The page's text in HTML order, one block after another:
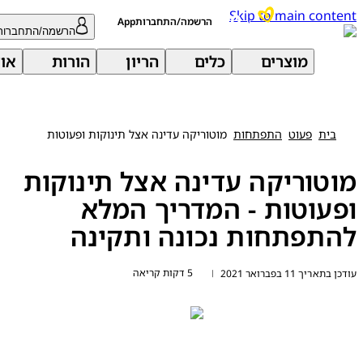
Skip to main הרשמה/התחברותApp
הרשמה/התחברות
מוצרים כלים הריון הורות
פעוט התפתחות מוטוריקה עדינה אצל תינוקות ופעוטות
עדינה אצל תינוקות
- המדריך המלא
נכונה ותקינה
11 בפברואר 2021 |